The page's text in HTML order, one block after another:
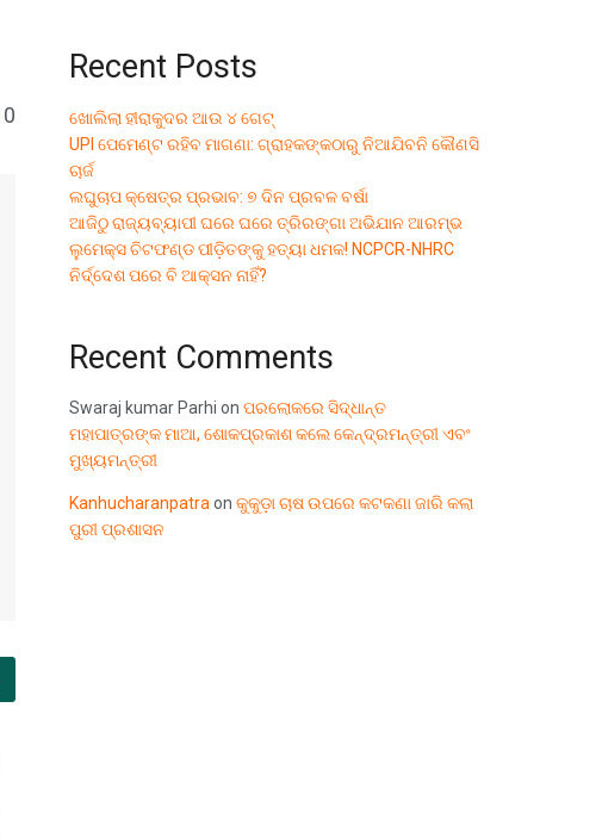
0
Recent Posts
ଖୋଲିଲା ହୀରାକୁଦର ଆଉ ୪ ଗେଟ୍
UPI ପେମେଣ୍ଟ ରହିବ ମାଗଣା: ଗ୍ରାହକଙ୍କଠାରୁ ନିଆଯିବନି କୌଣସି
ଚାର୍ଜ
ଲଘୁଚାପ କ୍ଷେତ୍ର ପ୍ରଭାବ: ୭ ଦିନ ପ୍ରବଳ ବର୍ଷା
ଆଜିଠୁ ରାଜ୍ୟବ୍ୟାପୀ ଘରେ ଘରେ ତ୍ରିରଙ୍ଗା ଅଭିଯାନ ଆରମ୍ଭ
ଲୁମେକ୍ସ ଚିଟଫଣ୍ଡ ପୀଡ଼ିତଙ୍କୁ ହତ୍ୟା ଧମକ! NCPCR-NHRC
ନିର୍ଦ୍ଦେଶ ପରେ ବି ଆକ୍ସନ ନାହିଁ?
Recent Comments
Swaraj kumar Parhi on ପରଲୋକରେ ସିଦ୍ଧାନ୍ତ
ମହାପାତ୍ରଙ୍କ ମାଆ, ଶୋକପ୍ରକାଶ କଲେ କେନ୍ଦ୍ରମନ୍ତ୍ରୀ ଏବଂ
ମୁଖ୍ୟମନ୍ତ୍ରୀ
Kanhucharanpatraon କୁକୁଡ଼ା ଚାଷ ଉପରେ କଟକଣା ଜାରି କଲା
ପୁରୀ ପ୍ରଶାସନ